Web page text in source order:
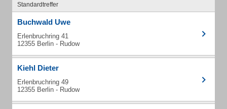
Standardtreffer
Buchwald Uwe
Erlenbruchring 41
12355 Berlin - Rudow
Kiehl Dieter
Erlenbruchring 49
12355 Berlin - Rudow